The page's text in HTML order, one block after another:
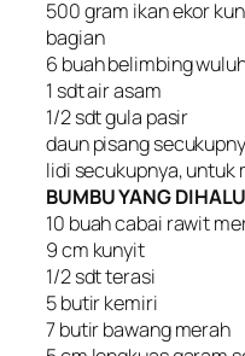
500 gram ikan ekor
bagian
6 buah belimbing
1 sdt air asam
1/2 sdt gula pasir
daun pisang
lidi secukupnya, untuk
BUMBU YANG
10 buah cabai rawit
9 cm kunyit
1/2 sdt terasi
5 butir kemiri
7 butir bawang merah